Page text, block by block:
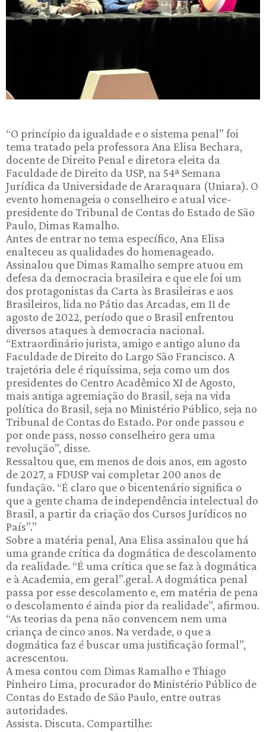
“O princípio da igualdade e o sistema penal” foi
tema tratado pela professora Ana Elisa Bechara,
docente de Direito Penal e diretora eleita da
Faculdade de Direito da USP, na 54ª Semana
Jurídica da Universidade de Araraquara (Uniara). O
evento homenageia o conselheiro e atual vice-
presidente do Tribunal de Contas do Estado de São
Paulo, Dimas Ramalho.
Antes de entrar no tema específico, Ana Elisa
enalteceu as qualidades do homenageado.
Assinalou que Dimas Ramalho sempre atuou em
defesa da democracia brasileira e que ele foi um
dos protagonistas da Carta às Brasileiras e aos
Brasileiros, lida no Pátio das Arcadas, em 11 de
agosto de 2022, período que o Brasil enfrentou
diversos ataques à democracia nacional.
“Extraordinário jurista, amigo e antigo aluno da
Faculdade de Direito do Largo São Francisco. A
trajetória dele é riquíssima, seja como um dos
presidentes do Centro Acadêmico XI de Agosto,
mais antiga agremiação do Brasil, seja na vida
política do Brasil, seja no Ministério Público, seja no
Tribunal de Contas do Estado. Por onde passou e
por onde pass, nosso conselheiro gera uma
revolução”, disse.
Ressaltou que, em menos de dois anos, em agosto
de 2027, a FDUSP vai completar 200 anos de
fundação. “É claro que o bicentenário significa o
que a gente chama de independência intelectual do
Brasil, a partir da criação dos Cursos Jurídicos no
País”.”
Sobre a matéria penal, Ana Elisa assinalou que há
uma grande crítica da dogmática de descolamento
da realidade. “É uma crítica que se faz à dogmática
e à Academia, em geral”.geral. A dogmática penal
passa por esse descolamento e, em matéria de pena
o descolamento é ainda pior da realidade”, afirmou.
“As teorias da pena não convencem nem uma
criança de cinco anos. Na verdade, o que a
dogmática faz é buscar uma justificação formal”,
acrescentou.
A mesa contou com Dimas Ramalho e Thiago
Pinheiro Lima, procurador do Ministério Público de
Contas do Estado de São Paulo, entre outras
autoridades.
Assista. Discuta. Compartilhe: